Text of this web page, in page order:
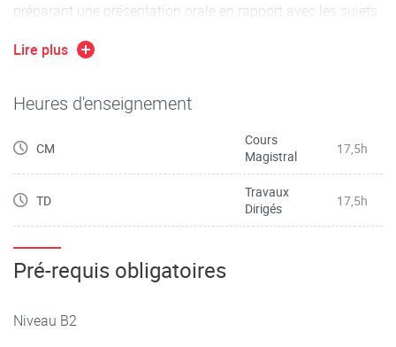
préparant une présentation orale en rapport avec les sujets
sociales liées aux fonctions professionnelles
Améliorer le vocabulaire et expression orale avec les
Lire plus
Heures d'enseignement
CM
Cours
Magistral
17,5h
TD
Travaux
Dirigés
17,5h
Pré-requis obligatoires
Niveau B2